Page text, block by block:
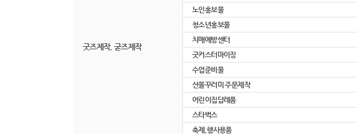
굿즈제작, 굳즈제작
노인홍보물
청소년홍보물
치매예방센터
굿커스터마이징
수업준비물
선물꾸러미 주문제작
어린이집답례품
스타벅스
축제,행사용품